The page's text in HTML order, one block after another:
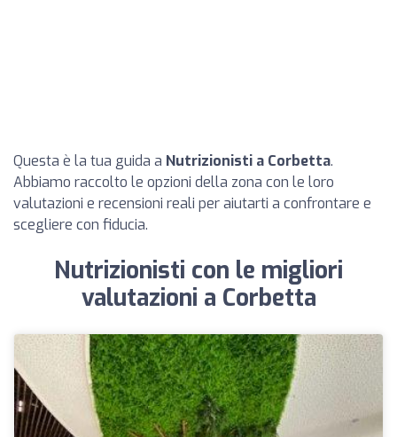
Questa è la tua guida a Nutrizionisti a Corbetta.
Abbiamo raccolto le opzioni della zona con le loro
valutazioni e recensioni reali per aiutarti a confrontare e
scegliere con fiducia.
Nutrizionisti con le migliori
valutazioni a Corbetta